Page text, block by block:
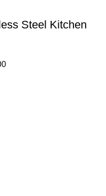
Steel Kitchen